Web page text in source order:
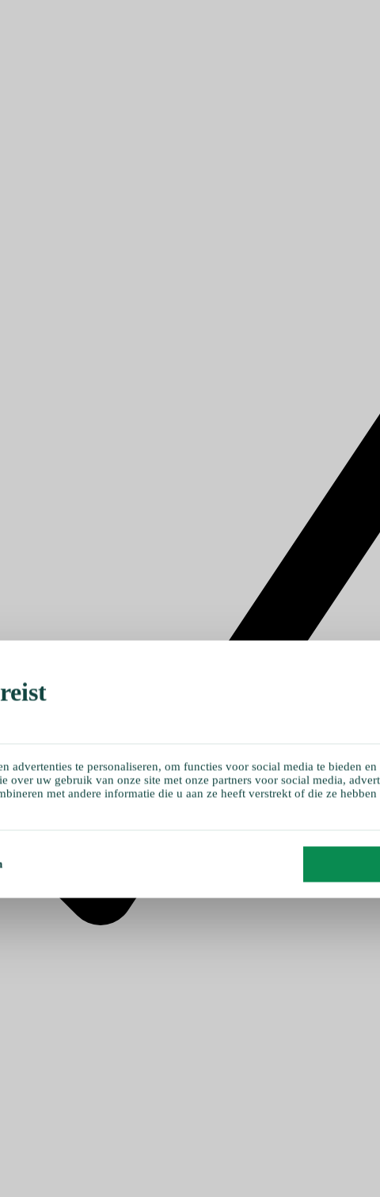
advertenties te personaliseren, om functies voor social media te bieden
over uw gebruik van onze site met onze partners voor social media,
met andere informatie die u aan ze heeft verstrekt of die ze